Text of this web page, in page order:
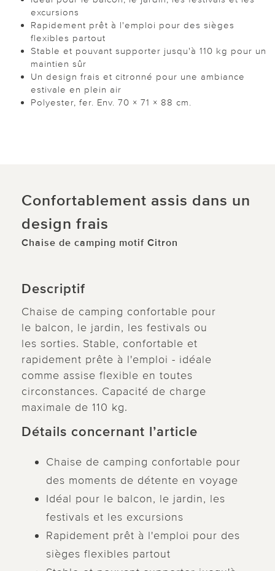
excursions
Rapidement prêt à l'emploi pour des sièges
flexibles partout
Stable et pouvant supporter jusqu'à 110 kg pour un
maintien sûr
Un design frais et citronné pour une ambiance
estivale en plein air
Polyester, fer. Env. 70 × 71 × 88 cm.
Confortablement assis dans un
design frais
Chaise de camping motif Citron
Descriptif
Chaise de camping confortable pour
le balcon, le jardin, les festivals ou
les sorties. Stable, confortable et
rapidement prête à l'emploi - idéale
comme assise flexible en toutes
circonstances. Capacité de charge
maximale de 110 kg.
Détails concernant l’article
Chaise de camping confortable pour
des moments de détente en voyage
Idéal pour le balcon, le jardin, les
festivals et les excursions
Rapidement prêt à l'emploi pour des
sièges flexibles partout